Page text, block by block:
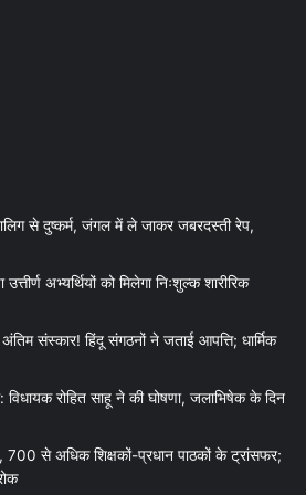
से दुष्कर्म, जंगल में ले जाकर जबरदस्ती रेप,
उत्तीर्ण अभ्यर्थियों को मिलेगा निःशुल्क शारीरिक
संस्कार! हिंदू संगठनों ने जताई आपत्ति; धार्मिक
विधायक रोहित साहू ने की घोषणा, जलाभिषेक के दिन
700 से अधिक शिक्षकों-प्रधान पाठकों के ट्रांसफर;